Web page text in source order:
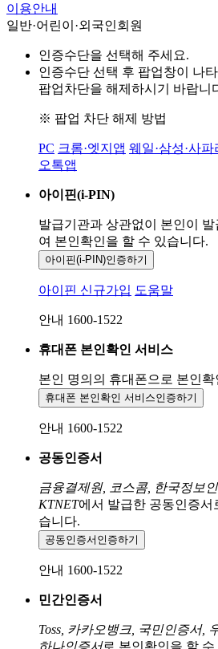
이용안내
일반·어린이·외국인회원
인증수단을 선택해 주세요.
인증수단 선택 후 팝업창이 나
팝업차단을 해제하시기 바랍니
※ 팝업 차단 해제 방법
PC 크롬·엣지앱 웨일·삼성·사파
오톡앱
아이핀(i-PIN)
발급기관과 상관없이 본인이 발
여 본인확인을 할 수 있습니다.
아이핀(i-PIN)인증하기
아이핀 신규가입 도움말
안내 1600-1522
휴대폰 본인확인 서비스
본인 명의의 휴대폰으로 본인확
휴대폰 본인확인 서비스인증하기
안내 1600-1522
공동인증서
금융결제원, 코스콤, 한국정보
KTNET에서 발급한 공동인증서
습니다.
공동인증서 인증하기
안내 1600-1522
민간인증서
Toss, 카카오뱅크, 국민인증서,